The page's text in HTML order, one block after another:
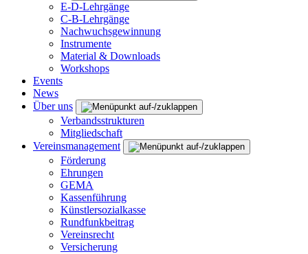
E-D-Lehrgänge
C-B-Lehrgänge
Nachwuchsgewinnung
Instrumente
Material & Downloads
Workshops
Events
News
Über uns
Verbandsstrukturen
Mitgliedschaft
Vereinsmanagement
Förderung
Ehrungen
GEMA
Kassenführung
Künstlersozialkasse
Rundfunkbeitrag
Vereinsrecht
Versicherung